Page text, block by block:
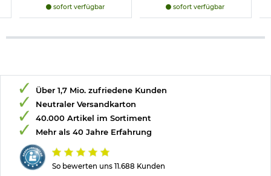
sofort verfügbar sofort verfügbar
So bewerten uns 11.688 Kunden
Über 1,7 Mio. zufriedene Kunden
Neutraler Versandkarton
40.000 Artikel im Sortiment
Mehr als 40 Jahre Erfahrung